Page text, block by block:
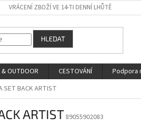
VRÁCENÍ ZBOŽÍ VE 14-TI DENNÍ LHŮTĚ
HLEDAT
& OUTDOOR CESTOVÁNÍ Podpora
SET BACK ARTIST
ARTIST 89055902083